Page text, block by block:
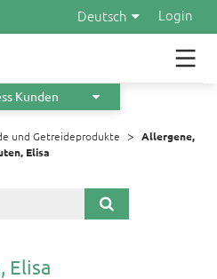
Login
Deutsch
anfordern
Kunden
und Getreideprodukte > Allergene,
Elisa
Elisa